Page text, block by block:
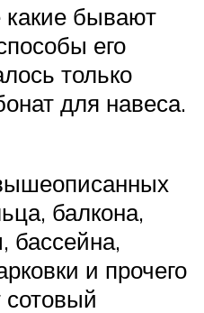
бывают
его
только
для навеса.
балкона,
бассейна,
и прочего
сотовый